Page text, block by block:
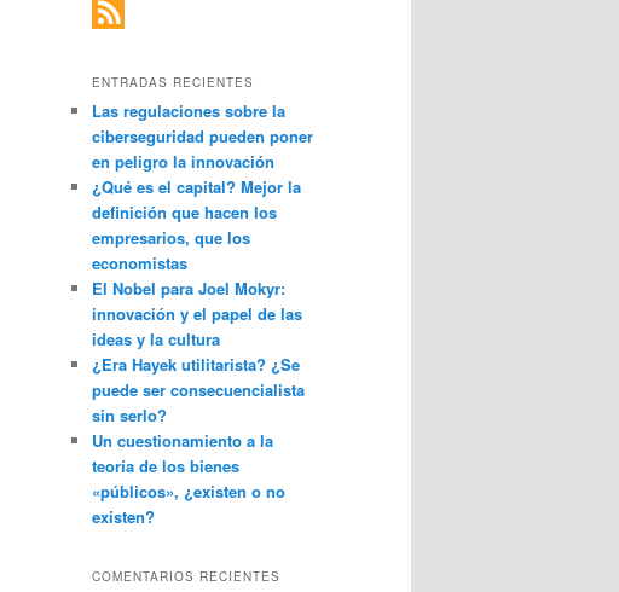
ENTRADAS RECIENTES
Las regulaciones sobre la
ciberseguridad pueden poner
en peligro la innovación
¿Qué es el capital? Mejor la
definición que hacen los
empresarios, que los
economistas
El Nobel para Joel Mokyr:
innovación y el papel de las
ideas y la cultura
¿Era Hayek utilitarista? ¿Se
puede ser consecuencialista
sin serlo?
Un cuestionamiento a la
teoría de los bienes
«públicos», ¿existen o no
existen?
COMENTARIOS RECIENTES